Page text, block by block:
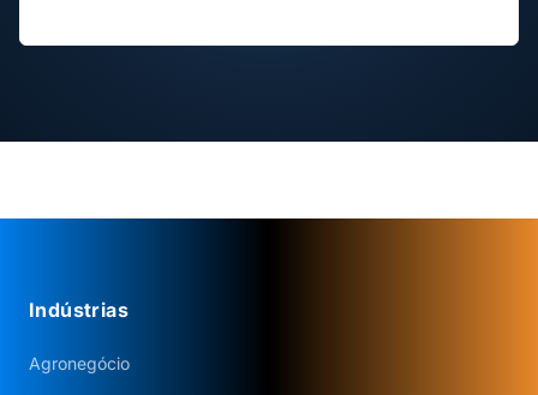
Indústrias
Agronegócio